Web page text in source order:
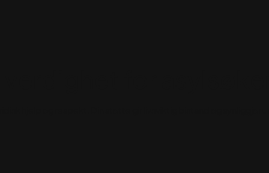
for
hjelp og respekt. Din støtte gir livsviktig bistand og synliggjør